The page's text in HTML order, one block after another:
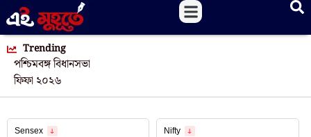
Trending
পশ্চিমবঙ্গ বিধানসভা
ফিফা ২০২৬